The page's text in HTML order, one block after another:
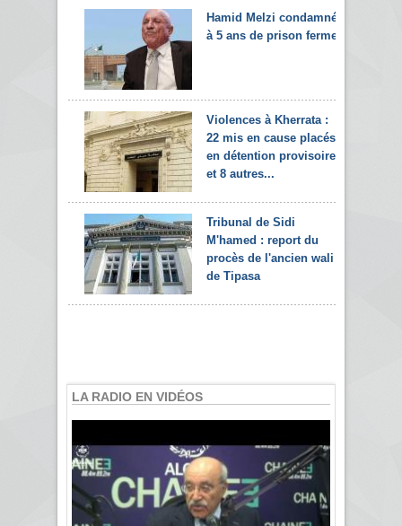
Hamid Melzi condamné
à 5 ans de prison ferme
Violences à Kherrata :
22 mis en cause placés
en détention provisoire
et 8 autres...
Tribunal de Sidi
M'hamed : report du
procès de l'ancien wali
de Tipasa
LA RADIO EN VIDÉOS